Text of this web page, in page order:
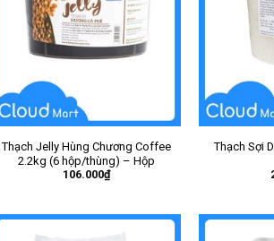
Thạch Jelly Hùng Chương Coffee
2.2kg (6 hộp/thùng) – Hộp
106.000₫
Thạch Sợi